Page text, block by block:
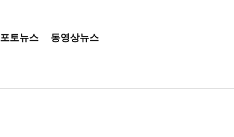
포토뉴스 동영상뉴스